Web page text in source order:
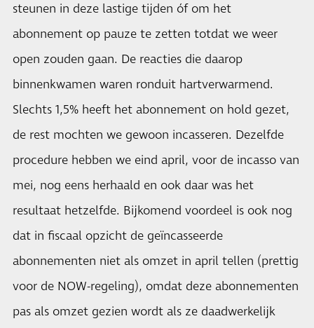
steunen in deze lastige tijden óf om het
abonnement op pauze te zetten totdat we weer
open zouden gaan. De reacties die daarop
binnenkwamen waren ronduit hartverwarmend.
Slechts 1,5% heeft het abonnement on hold gezet,
de rest mochten we gewoon incasseren. Dezelfde
procedure hebben we eind april, voor de incasso van
mei, nog eens herhaald en ook daar was het
resultaat hetzelfde. Bijkomend voordeel is ook nog
dat in fiscaal opzicht de geïncasseerde
abonnementen niet als omzet in april tellen (prettig
voor de NOW-regeling), omdat deze abonnementen
pas als omzet gezien wordt als ze daadwerkelijk